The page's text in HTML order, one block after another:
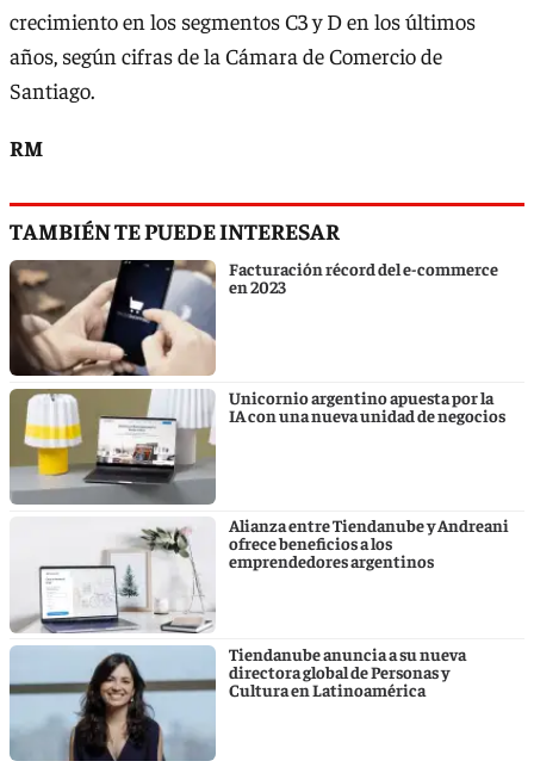
crecimiento en los segmentos C3 y D en los últimos
años, según cifras de la Cámara de Comercio de
Santiago.
RM
TAMBIÉN TE PUEDE INTERESAR
Facturación récord del e-commerce
en 2023
Unicornio argentino apuesta por la
IA con una nueva unidad de negocios
Alianza entre Tiendanube y Andreani
ofrece beneficios a los
emprendedores argentinos
Tiendanube anuncia a su nueva
directora global de Personas y
Cultura en Latinoamérica